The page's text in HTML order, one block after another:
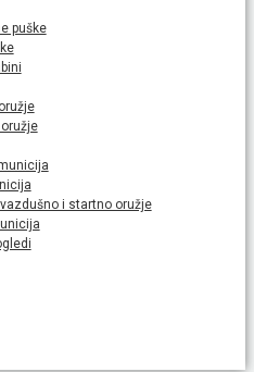
puške
i startno oružje